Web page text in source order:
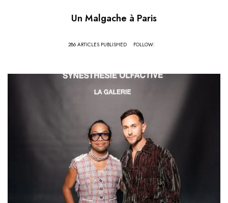
Un Malgache à Paris
286 ARTICLES PUBLISHED FOLLOW: